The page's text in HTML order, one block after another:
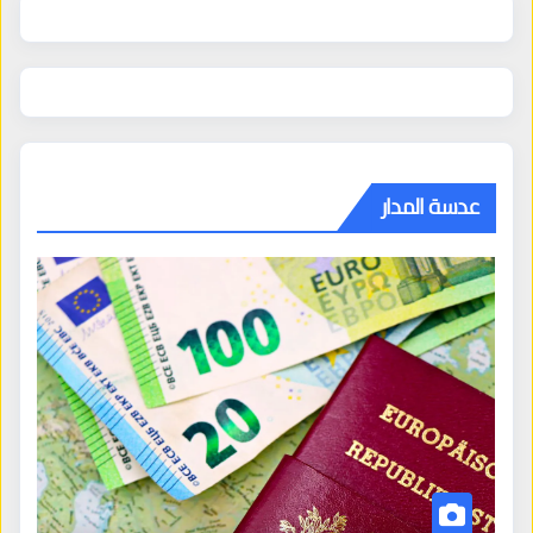
عدسة المدار